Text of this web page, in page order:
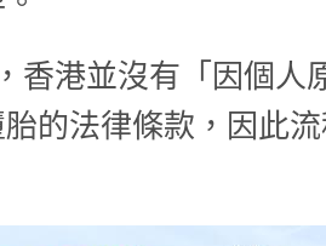
香港並沒有「因個人
的法律條款，因此